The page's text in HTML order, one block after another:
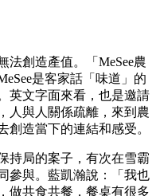
法創造產值。「MeSee農
是客家話「味道」的
英文字面來看，也是邀請
人與人關係疏離，來到農
創造當下的連結和感受。
持局的案子，有次在雪霸
參與。藍凱瀚說：「我也
做共食共餐，餐桌有很多